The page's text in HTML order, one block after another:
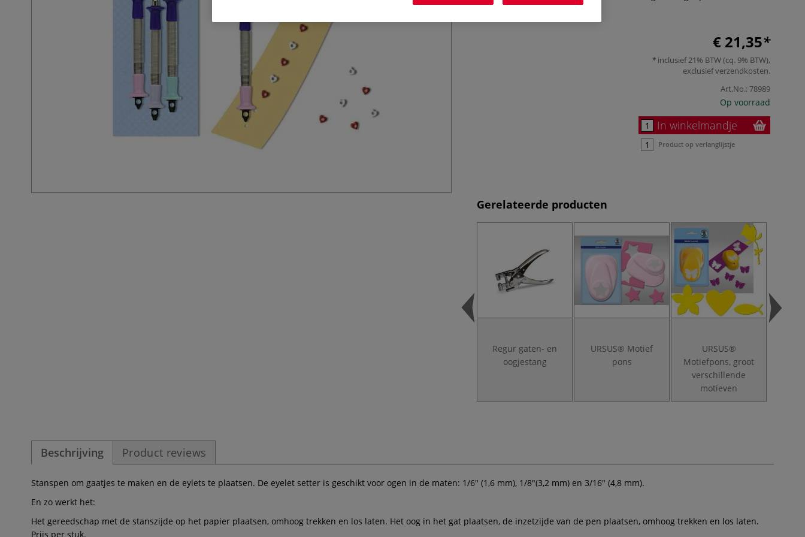
€ 21,35
inclusief 21% BTW (cq. 9% BTW),
exclusiefverzendkosten.
Art.No.:78989
Op voorraad
In winkelmandje
Product op verlanglijstje
Gerelateerde producten
Regur gaten- en
oogjestang
URSUS® Motief
pons
URSUS®
Motiefpons, groot
verschillende
motieven
Beschrijving Product reviews
Stanspen om gaatjes te maken en de eylets te plaatsen. De eyelet setter is geschikt voor ogen in de maten: 1/6" (1,6 mm), 1/8"(3,2 mm) en 3/16" (4,8 mm).
En zo werkt het:
Het gereedschap met de stanszijde op het papier plaatsen, omhoog trekken en los laten. Het oog in het gat plaatsen, de inzetzijde van de pen plaatsen, omhoog trekken en los laten.
Prijs per stuk.